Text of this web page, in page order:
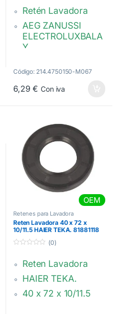
e
Retén Lavadora
AEG ZANUSSI
ELECTROLUXBALA
Y
Bosch: 00425642
–Electrolux:
Código: 214.4750150-M067
6,29€ Con iva
OEM
Retenes para Lavadora
Reten Lavadora 40 x 72 x
10/11.5 HAIER TEKA. 81881118
e
(0)
Reten Lavadora
HAIER TEKA.
40 x 72 x 10/11.5